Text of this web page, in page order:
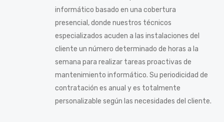
informático basado en una cobertura
presencial, donde nuestros técnicos
especializados acuden a las instalaciones del
cliente un número determinado de horas a la
semana para realizar tareas proactivas de
mantenimiento informático. Su periodicidad de
contratación es anual y es totalmente
personalizable según las necesidades del cliente.